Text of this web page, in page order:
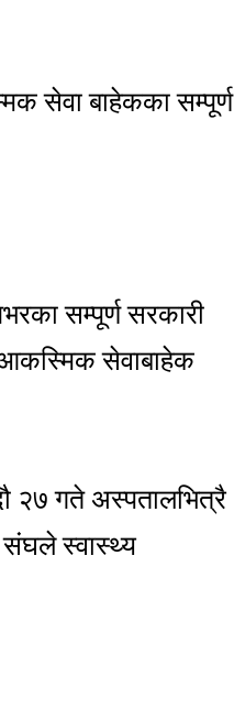
सेवा बाहेकका सम्पूर्ण
सम्पूर्ण सरकारी
सेवाबाहेक
२७ गते अस्पतालभित्रै
संघले स्वास्थ्य